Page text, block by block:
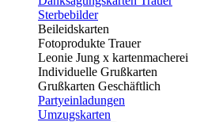
Sterbebilder
Beileidskarten
Fotoprodukte Trauer
Leonie Jung x kartenmacherei
Individuelle Grußkarten
Grußkarten Geschäftlich
Partyeinladungen
Umzugskarten